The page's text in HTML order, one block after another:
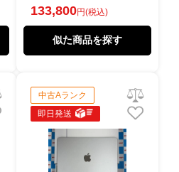
133,800円(税込)
似た商品を探す
中古Aランク
即日発送